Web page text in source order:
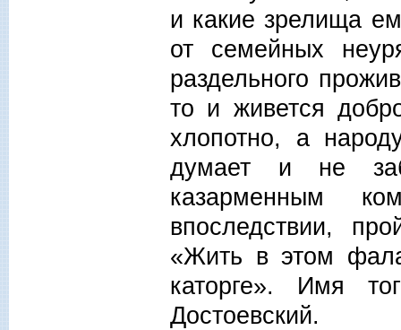
и какие зрелища
от семейных
раздельного
то и живется
хлопотно, а
думает и не
казарменным
впоследствии,
«Жить в этом
каторге». Имя
Достоевский.